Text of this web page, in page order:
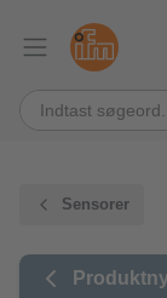
Sensorer